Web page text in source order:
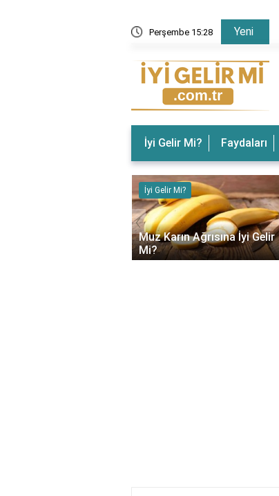
Perşembe 15:28 Yeni
Böğürtlenin Faydaları Nelerdir?
İyi Gelir Mi? Faydaları
İyi Gelir Mi?
Muz Karın Ağrısına İyi Gelir
Mi?
‹